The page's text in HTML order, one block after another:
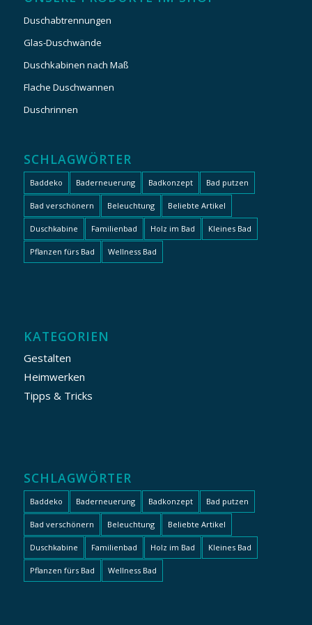
Duschabtrennungen
Glas-Duschwände
Duschkabinen nach Maß
Flache Duschwannen
Duschrinnen
SCHLAGWÖRTER
Baddeko Baderneuerung Badkonzept Bad putzen
Bad verschönern Beleuchtung Beliebte Artikel
Duschkabine Familienbad Holz im Bad Kleines Bad
Pflanzen fürs Bad Wellness Bad
KATEGORIEN
Gestalten
Heimwerken
Tipps & Tricks
SCHLAGWÖRTER
Baddeko Baderneuerung Badkonzept Bad putzen
Bad verschönern Beleuchtung Beliebte Artikel
Duschkabine Familienbad Holz im Bad Kleines Bad
Pflanzen fürs Bad Wellness Bad